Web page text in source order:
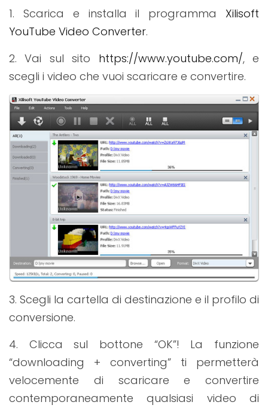
1. Scarica e installa il programma Xilisoft
YouTube Video Converter.
2. Vai sul sito https://www.youtube.com/, e
scegli i video che vuoi scaricare e convertire.
3. Scegli la cartella di destinazione e il profilo di
conversione.
4. Clicca sul bottone “OK”! La funzione
“downloading + converting” ti permetterà
velocemente di scaricare e convertire
contemporaneamente qualsiasi video di